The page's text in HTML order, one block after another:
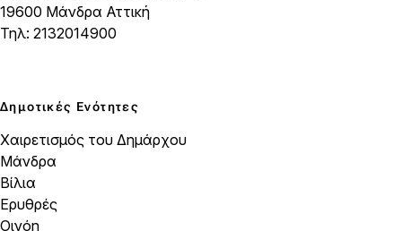
19600 Μάνδρα Αττική
Τηλ: 2132014900
Δημοτικές Ενότητες
Χαιρετισμός του Δημάρχου
Μάνδρα
Βίλια
Ερυθρές
Οινόη